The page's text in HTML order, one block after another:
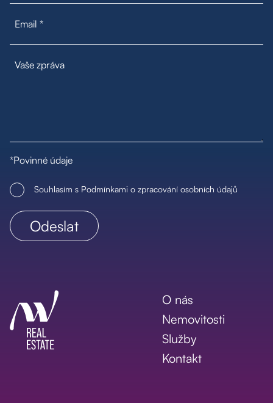
*Povinné údaje
Souhlasím s Podmínkami o zpracování osobních údajů
O nás
Nemovitosti
Služby
Kontakt